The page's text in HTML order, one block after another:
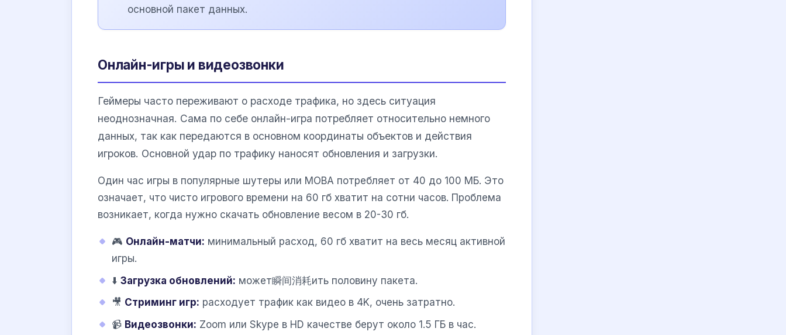
основной пакет данных.
Онлайн-игры и видеозвонки
Геймеры часто переживают о расходе трафика, но здесь ситуация
неоднозначная. Сама по себе онлайн-игра потребляет относительно немного
данных, так как передаются в основном координаты объектов и действия
игроков. Основной удар по трафику наносят обновления и загрузки.
Один час игры в популярные шутеры или MOBA потребляет от 40 до 100 МБ. Это
означает, что чисто игрового времени на 60 гб хватит на сотни часов. Проблема
возникает, когда нужно скачать обновление весом в 20-30 гб.
🎮 Онлайн-матчи: минимальный расход, 60 гб хватит на весь месяц активной
игры.
⬇️ Загрузка обновлений: может瞬间消耗ить половину пакета.
🎥 Стриминг игр: расходует трафик как видео в 4K, очень затратно.
📹 Видеозвонки: Zoom или Skype в HD качестве берут около 1.5 ГБ в час.